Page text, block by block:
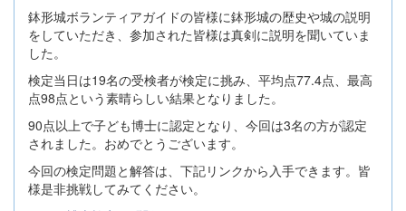
鉢形城ボランティアガイドの皆様に鉢形城の歴史や城の説明
をしていただき、参加された皆様は真剣に説明を聞いていま
した。
検定当日は19名の受検者が検定に挑み、平均点77.4点、最高
点98点という素晴らしい結果となりました。
90点以上で子ども博士に認定となり、今回は3名の方が認定
されました。おめでとうございます。
今回の検定問題と解答は、下記リンクから入手できます。皆
様是非挑戦してみてください。